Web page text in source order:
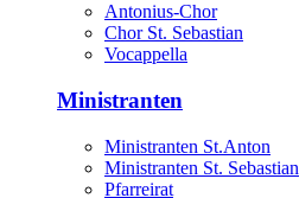
Antonius-Chor
Chor St. Sebastian
Vocappella
Ministranten
Ministranten St.Anton
Ministranten St. Sebastian
Pfarreirat